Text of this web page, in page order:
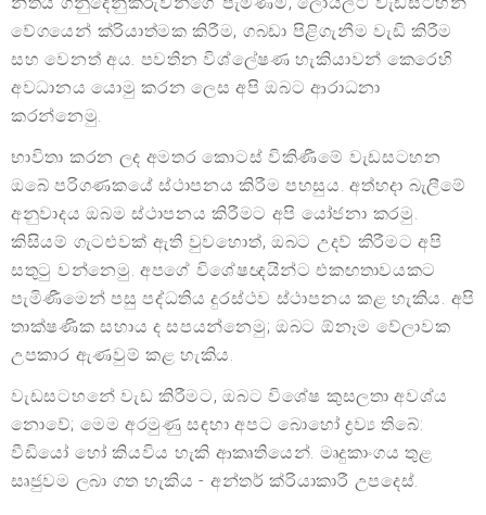
වේගයෙන් ක්රියාත්මක කිරීම, ගබඩා පිළිගැනීම වැඩි කිරීම
සහ වෙනත් අය. පවතින විශ්ලේෂණ හැකියාවන් කෙරෙහි
අවධානය යොමු කරන ලෙස අපි ඔබට ආරාධනා
කරන්නෙමු.
භාවිතා කරන ලද අමතර කොටස් විකිණීමේ වැඩසටහන
ඔබේ පරිගණකයේ ස්ථාපනය කිරීම පහසුය. අත්හදා බැලීමේ
අනුවාදය ඔබම ස්ථාපනය කිරීමට අපි යෝජනා කරමු.
කිසියම් ගැටළුවක් ඇති වුවහොත්, ඔබට උදව් කිරීමට අපි
සතුටු වන්නෙමු. අපගේ විශේෂඥයින්ට එකඟතාවයකට
පැමිණීමෙන් පසු පද්ධතිය දුරස්ථව ස්ථාපනය කළ හැකිය. අපි
තාක්ෂණික සහාය ද සපයන්නෙමු; ඔබට ඕනෑම වේලාවක
උපකාර ඇණවුම් කළ හැකිය.
වැඩසටහනේ වැඩ කිරීමට, ඔබට විශේෂ කුසලතා අවශ්ය
නොවේ; මෙම අරමුණු සඳහා අපට බොහෝ ද්‍රව්‍ය තිබේ:
වීඩියෝ හෝ කියවිය හැකි ආකෘතියෙන්. මෘදුකාංගය තුළ
සෘජුවම ලබා ගත හැකිය - අන්තර් ක්රියාකාරී උපදෙස්.